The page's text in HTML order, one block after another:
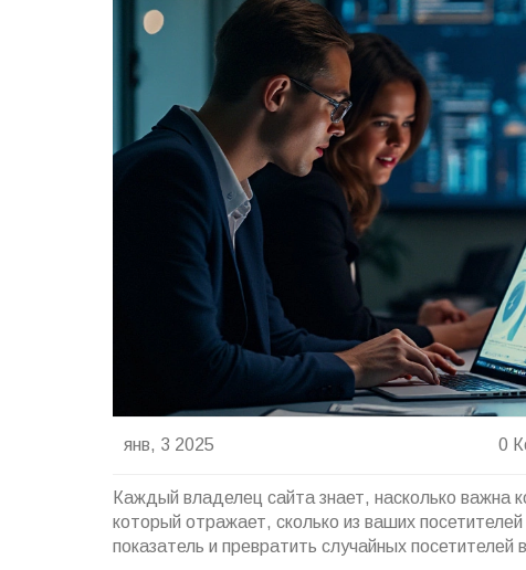
янв, 3 2025 0
Каждый владелец сайта знает, насколько важна
который отражает, сколько из ваших
показатель и превратить случайных посетителей